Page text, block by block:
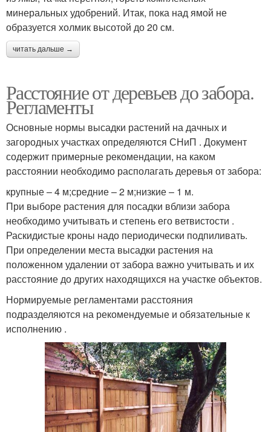
минеральных удобрений. Итак, пока над ямой не
образуется холмик высотой до 20 см.
читать дальше →
Расстояние от деревьев до забора.
Регламенты
Основные нормы высадки растений на дачных и
загородных участках определяются СНиП . Документ
содержит примерные рекомендации, на каком
расстоянии необходимо располагать деревья от забора:
крупные – 4 м;средние – 2 м;низкие – 1 м.
При выборе растения для посадки вблизи забора
необходимо учитывать и степень его ветвистости .
Раскидистые кроны надо периодически подпиливать.
При определении места высадки растения на
положенном удалении от забора важно учитывать и их
расстояние до других находящихся на участке объектов.
Нормируемые регламентами расстояния
подразделяются на рекомендуемые и обязательные к
исполнению .